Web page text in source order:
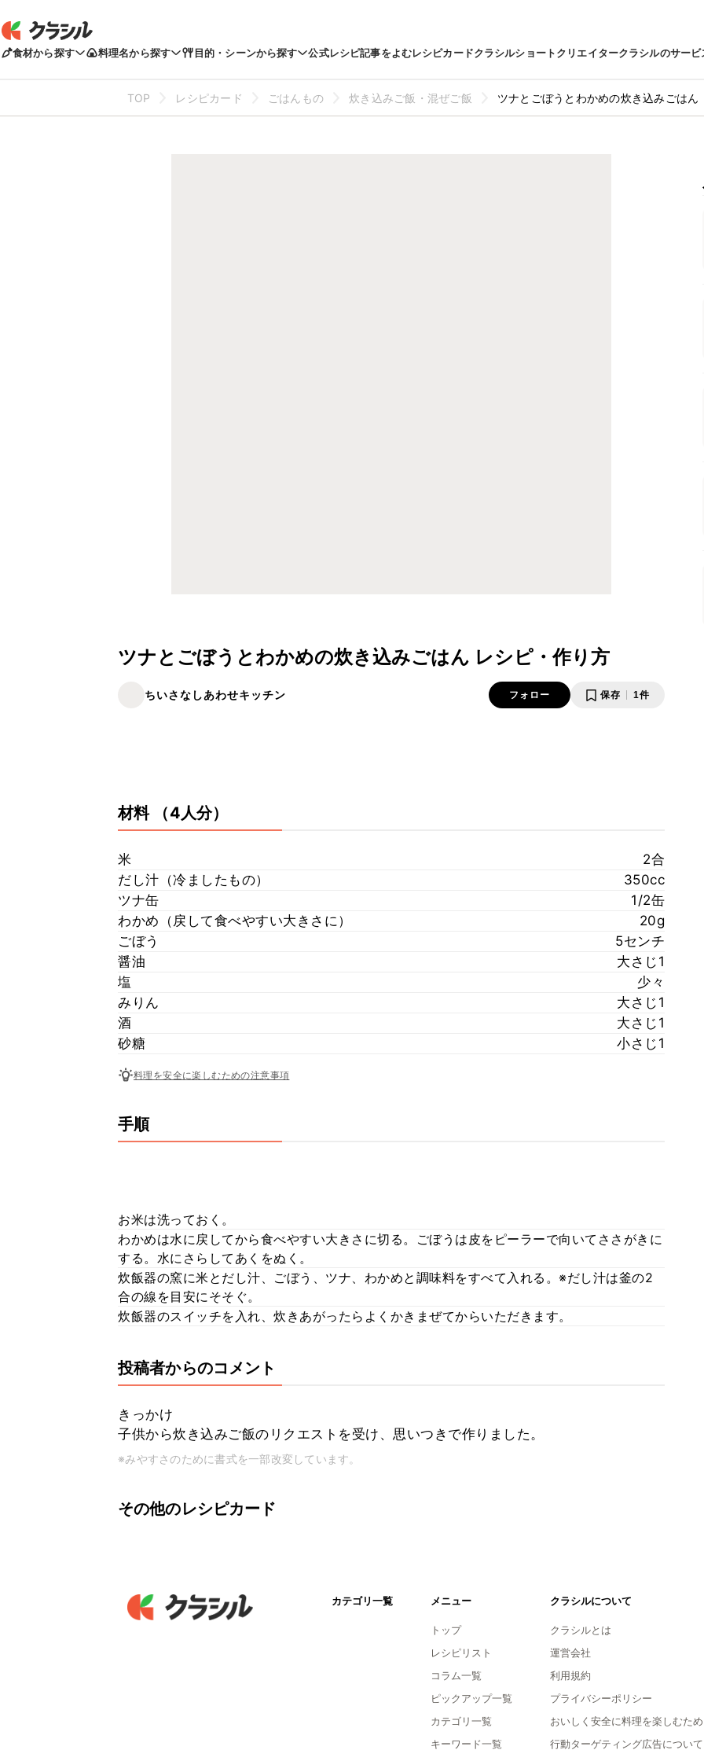
食材から探す 料理名から探す 目的・シーンから探す 公式レシピ記事をよむレシピカードクラシルショートクリエイタークラシルのサービ
TOP レシピカード ごはんもの 炊き込みご飯・混ぜご飯 ツナとごぼうとわかめの炊き込みごはん
ツナとごぼうとわかめの炊き込みごはん レシピ・作り方
ちいさなしあわせキッチン フォロー 保存 1件
材料 （4人分）
米
2合
だし汁（冷ましたもの）
350cc
ツナ缶
1/2缶
わかめ（戻して食べやすい大きさに）
20g
ごぼう
5センチ
醤油
大さじ1
塩
少々
みりん
大さじ1
酒
大さじ1
砂糖
小さじ1
料理を安全に楽しむための注意事項
手順
お米は洗っておく。
わかめは水に戻してから食べやすい大きさに切る。ごぼうは皮をピーラーで向いてささがきに
する。水にさらしてあくをぬく。
炊飯器の窯に米とだし汁、ごぼう、ツナ、わかめと調味料をすべて入れる。※だし汁は釜の2
合の線を目安にそそぐ。
炊飯器のスイッチを入れ、炊きあがったらよくかきまぜてからいただきます。
投稿者からのコメント
きっかけ
子供から炊き込みご飯のリクエストを受け、思いつきで作りました。
※みやすさのために書式を一部改変しています。
その他のレシピカード
カテゴリ一覧 メニュー
トップ
レシピリスト
コラム一覧
ピックアップ一覧
カテゴリ一覧
キーワード一覧
クラシルについて
クラシルとは
運営会社
利用規約
プライバシーポリシー
おいしく安全に料理を楽しむため
行動ターゲティング広告について